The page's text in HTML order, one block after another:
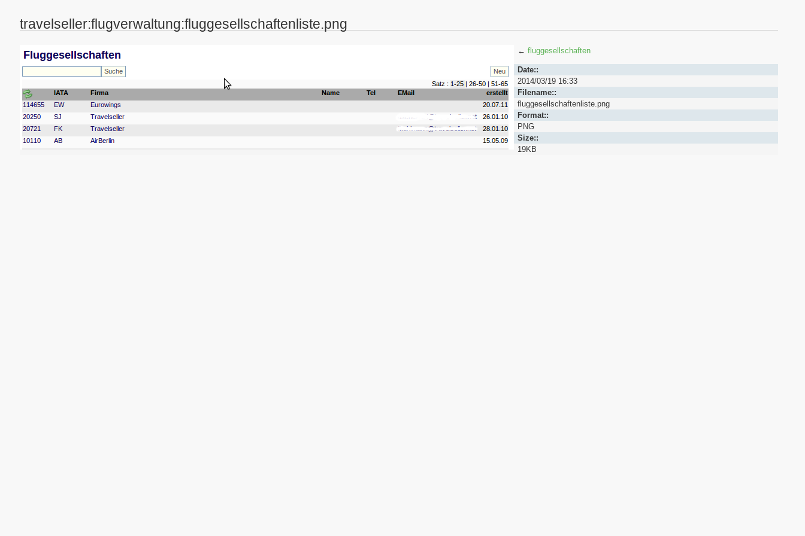
travelseller:flugverwaltung:fluggesellschaftenliste.png
← fluggesellschaften
Date::
2014/03/19 16:33
Filename::
fluggesellschaftenliste.png
Format::
PNG
Size::
19KB